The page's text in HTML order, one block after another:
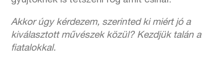
Akkor úgy kérdezem, szerinted ki miért jó a
kiválasztott művészek közül? Kezdjük talán a
fiatalokkal.